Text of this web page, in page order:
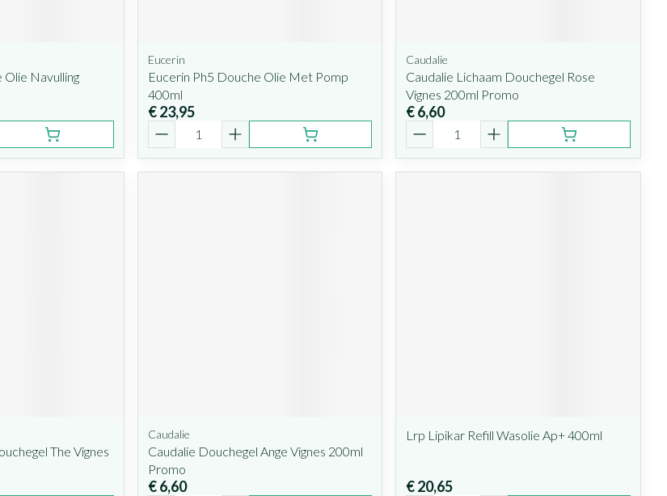
Olie Navulling
Eucerin
Eucerin Ph5 Douche Olie Met Pomp
400ml
€ 23,95
Caudalie
Caudalie Lichaam Douchegel Rose
Vignes 200ml Promo
€ 6,60
The Vignes
Caudalie
Caudalie Douchegel Ange Vignes 200ml
Promo
€ 6,60
Lrp Lipikar Refill Wasolie Ap+ 400ml
€ 20,65